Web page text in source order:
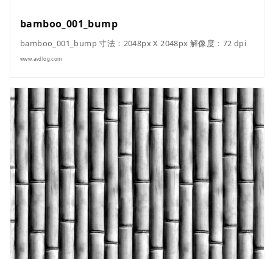
bamboo_001_bump
bamboo_001_bump 寸法：2048px X 2048px 解像度：72 dpi
www.avdlog.com